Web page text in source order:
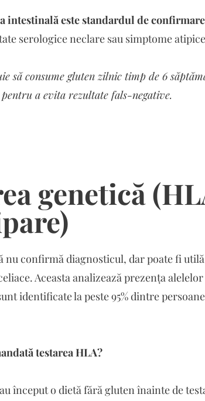
intestinală este standardul de confirmare
serologice neclare sau simptome
să consume gluten zilnic timp de 6
a evita rezultate fals-negative.
genetică
nu confirmă diagnosticul, dar poate fi
Aceasta analizează prezența
identificate la peste 95% dintre
testarea HLA?
început o dietă fără gluten înainte de